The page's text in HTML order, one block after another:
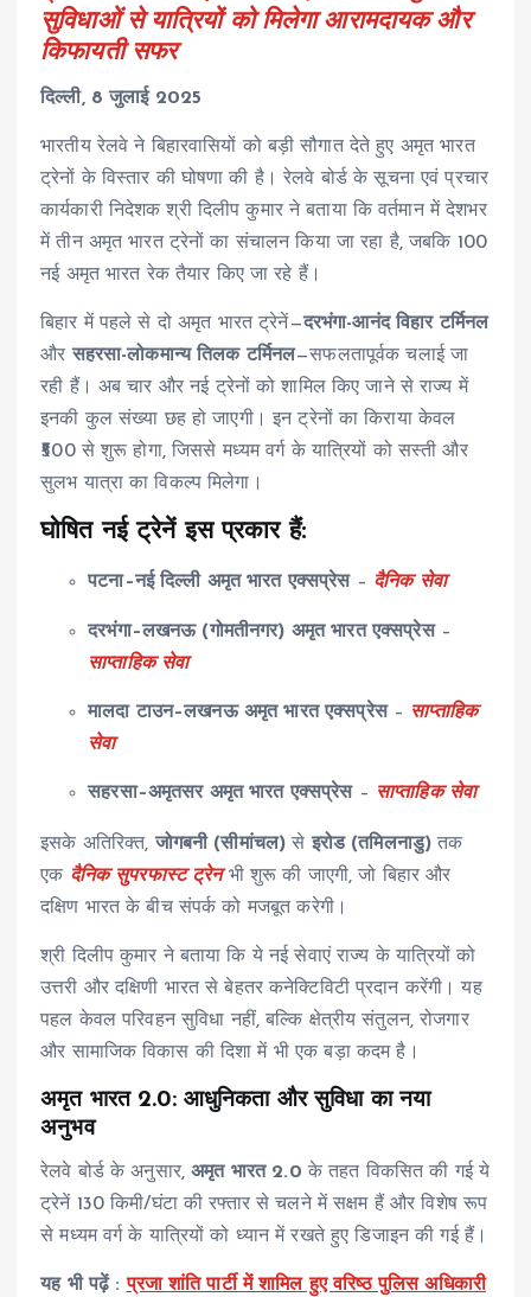
सुविधाओं से यात्रियों को मिलेगा आरामदायक और
किफायती सफर
दिल्ली, 8 जुलाई 2025
भारतीय रेलवे ने बिहारवासियों को बड़ी सौगात देते हुए अमृत भारत
ट्रेनों के विस्तार की घोषणा की है। रेलवे बोर्ड के सूचना एवं प्रचार
कार्यकारी निदेशक श्री दिलीप कुमार ने बताया कि वर्तमान में देशभर
में तीन अमृत भारत ट्रेनों का संचालन किया जा रहा है, जबकि 100
नई अमृत भारत रेक तैयार किए जा रहे हैं।
बिहार में पहले से दो अमृत भारत ट्रेनें—दरभंगा-आनंद विहार टर्मिनल
औरसहरसा-लोकमान्य तिलक टर्मिनल—सफलतापूर्वक चलाई जा
रही हैं। अब चार और नई ट्रेनों को शामिल किए जाने से राज्य में
इनकी कुल संख्या छह हो जाएगी। इन ट्रेनों का किराया केवल
₹500 से शुरू होगा, जिससे मध्यम वर्ग के यात्रियों को सस्ती और
सुलभ यात्रा का विकल्प मिलेगा।
घोषित नई ट्रेनें इस प्रकार हैं:
पटना–नई दिल्ली अमृत भारत एक्सप्रेस– दैनिक सेवा
दरभंगा–लखनऊ (गोमतीनगर) अमृत भारत एक्सप्रेस–
साप्ताहिक सेवा
मालदा टाउन–लखनऊ अमृत भारत एक्सप्रेस– साप्ताहिक
सेवा
सहरसा–अमृतसर अमृत भारत एक्सप्रेस– साप्ताहिक सेवा
इसके अतिरिक्त,जोगबनी (सीमांचल) सेइरोड (तमिलनाडु) तक
एक दैनिक सुपरफास्ट ट्रेनभी शुरू की जाएगी, जो बिहार और
दक्षिण भारत के बीच संपर्क को मजबूत करेगी।
श्री दिलीप कुमार ने बताया कि ये नई सेवाएं राज्य के यात्रियों को
उत्तरी और दक्षिणी भारत से बेहतर कनेक्टिविटी प्रदान करेंगी। यह
पहल केवल परिवहन सुविधा नहीं, बल्कि क्षेत्रीय संतुलन, रोजगार
और सामाजिक विकास की दिशा में भी एक बड़ा कदम है।
अमृत भारत 2.0: आधुनिकता और सुविधा का नया
अनुभव
रेलवे बोर्ड के अनुसार,अमृत भारत 2.0 के तहत विकसित की गई ये
ट्रेनें 130 किमी/घंटा की रफ्तार से चलने में सक्षम हैं और विशेष रूप
से मध्यम वर्ग के यात्रियों को ध्यान में रखते हुए डिजाइन की गई हैं।
यह भी पढ़ें :प्रजा शांति पार्टी में शामिल हुए वरिष्ठ पुलिस अधिकारी